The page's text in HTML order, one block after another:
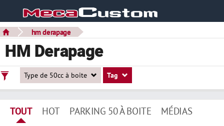
hm derapage
HM Derapage
Type de 50cc à boite Tag
TOUT HOT PARKING 50 À BOITE
MÉDIAS